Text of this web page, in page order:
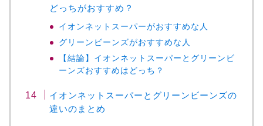
どっちがおすすめ？
イオンネットスーパーがおすすめな人
グリーンビーンズがおすすめな人
【結論】イオンネットスーパーとグリーンビ
ーンズおすすめはどっち？
イオンネットスーパーとグリーンビーンズの
違いのまとめ